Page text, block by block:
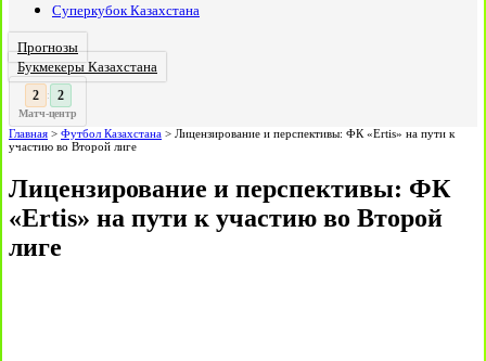
Суперкубок Казахстана
Прогнозы
Букмекеры Казахстана
3
:
Матч-центр
Главная > Футбол Казахстана > Лицензирование и перспективы: ФК «Ertis» на пути к
участию во Второй лиге
Лицензирование и перспективы: ФК
«Ertis» на пути к участию во Второй
лиге